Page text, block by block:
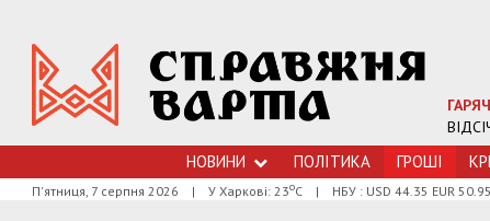
НОВИНИ ПОЛІТИКА ГРОШI
П'ятниця, 7 серпня 2026 | У Харкові: 23оС | НБУ : USD 44.35 EUR 50.95